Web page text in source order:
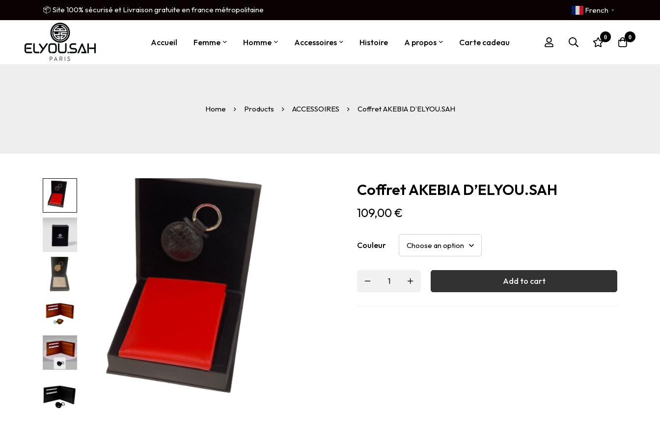
📦 Site 100% sécurisé et Livraison gratuite en france métropolitaine French ▼
Accueil Femme Homme Accessoires Histoire A propos Carte cadeau
0 0
Home Products ACCESSOIRES Coffret AKEBIA D’ELYOU.SAH
Coffret AKEBIA D’ELYOU.SAH
109,00€
Couleur
Add to cart